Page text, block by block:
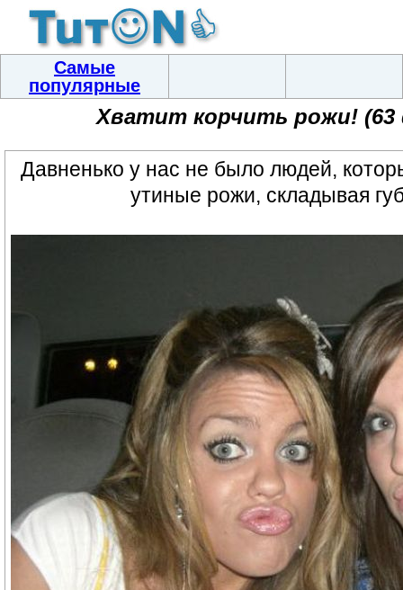
Самые
популярные
Хватит корчить рожи!
Давненько у нас не было людей,
утиные рожи, складывая